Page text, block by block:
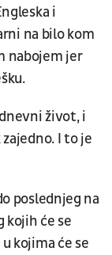
i
na bilo kom
nabojem jer
život, i
I to je
poslednjeg na
kojih će se
kojima će se